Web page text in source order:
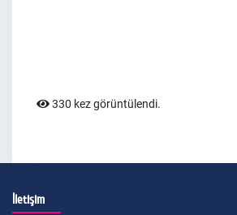
330 kez görüntülendi.
İletişim